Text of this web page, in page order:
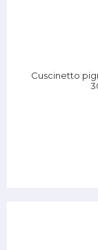
Cuscinetto